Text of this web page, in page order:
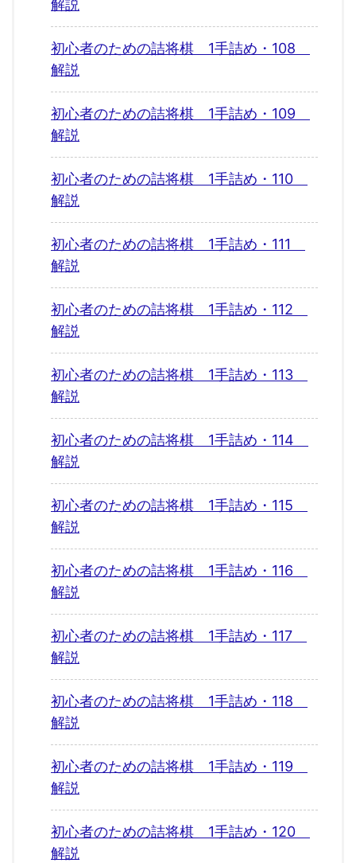
解説
初心者のための詰将棋 1手詰め・108
解説
初心者のための詰将棋 1手詰め・109
解説
初心者のための詰将棋 1手詰め・110
解説
初心者のための詰将棋 1手詰め・111
解説
初心者のための詰将棋 1手詰め・112
解説
初心者のための詰将棋 1手詰め・113
解説
初心者のための詰将棋 1手詰め・114
解説
初心者のための詰将棋 1手詰め・115
解説
初心者のための詰将棋 1手詰め・116
解説
初心者のための詰将棋 1手詰め・117
解説
初心者のための詰将棋 1手詰め・118
解説
初心者のための詰将棋 1手詰め・119
解説
初心者のための詰将棋 1手詰め・120
解説